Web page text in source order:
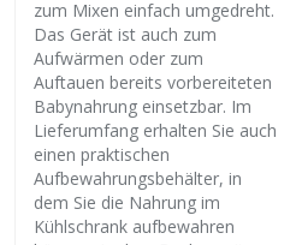
zum Mixen einfach umgedreht.
Das Gerät ist auch zum
Aufwärmen oder zum
Auftauen bereits vorbereiteten
Babynahrung einsetzbar. Im
Lieferumfang erhalten Sie auch
einen praktischen
Aufbewahrungsbehälter, in
dem Sie die Nahrung im
Kühlschrank aufbewahren